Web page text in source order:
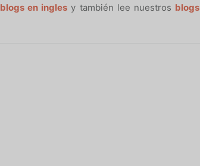
blogs en ingles y también lee nuestros blogs